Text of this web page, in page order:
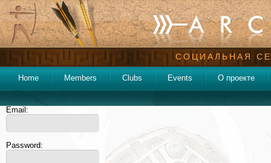
СОЦИАЛЬНАЯ
Home Members Clubs Events О проекте
Email:
Password: